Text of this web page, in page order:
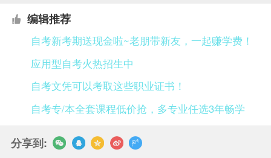
编辑推荐
自考新考期送现金啦~老朋带新友，一起赚学费！
应用型自考火热招生中
自考文凭可以考取这些职业证书！
自考专/本全套课程低价抢，多专业任选3年畅学
分享到: